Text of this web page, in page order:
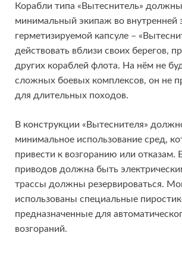
Корабли типа «Вытеснитель»
минимальный экипаж во
герметизируемой капсуле –
действовать вблизи своих берегов,
других кораблей флота. На нём не
сложных боевых комплексов, он не
для длительных походов.
В конструкции «Вытеснителя»
минимальное использование сред,
привести к возгоранию или отказам.
приводов должна быть
трассы должны резервироваться.
использованы специальные
предназначенные для
возгораний.